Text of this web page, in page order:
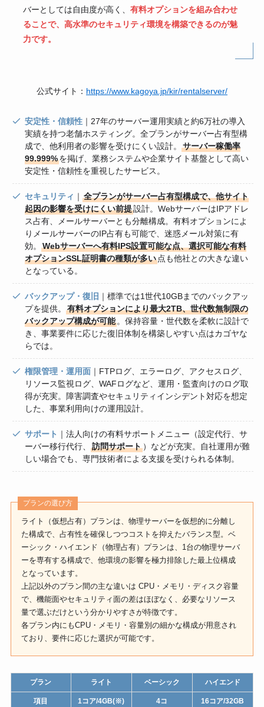
バーとしては自由度が高く、 有料オプションを組み合わせ
ることで、高水準のセキュリティ環境を構築できるのが魅
力です。
公式サイト： https://www.kagoya.jp/kir/rentalserver/
安定性・信頼性 ｜27年のサーバー運用実績と約6万社の導入
実績を持つ老舗ホスティング。全プランがサーバー占有型構
成で、他利用者の影響を受けにくい設計。サーバー稼働率
99.999%を掲げ、業務システムや企業サイト基盤として高い
安定性・信頼性を重視したサービス。
セキュリティ ｜全プランがサーバー占有型構成で、他サイト
起因の影響を受けにくい前提設計。WebサーバーはIPアドレ
ス占有、メールサーバーとも分離構成。有料オプションによ
りメールサーバーのIP占有も可能で、迷惑メール対策に有
効。Webサーバーへ有料IPS設置可能な点、選択可能な有料
オプションSSL証明書の種類が多い 点も他社との大きな違い
となっている。
バックアップ・復旧 ｜標準では1世代10GBまでのバックアッ
プを提供。有料オプションにより最大2TB、世代数無制限の
バックアップ構成が可能 。保持容量・世代数を柔軟に設計で
き、事業要件に応じた復旧体制を構築しやすい点はカゴヤな
らでは。
権限管理・運用面 ｜FTPログ、エラーログ、アクセスログ、
リソース監視ログ、WAFログなど、運用・監査向けのログ取
得が充実。障害調査やセキュリティインシデント対応を想定
した、事業利用向けの運用設計。
サポート ｜法人向けの有料サポートメニュー（設定代行、サ
ーバー移行代行、訪問サポート ）などが充実。自社運用が難
しい場合でも、専門技術者による支援を受けられる体制。
プランの選び方
ライト（仮想占有）プランは、物理サーバーを仮想的に分離し
た構成で、占有性を確保しつつコストを抑えたバランス型。ベ
ーシック・ハイエンド（物理占有）プランは、1台の物理サーバ
ーを専有する構成で、他環境の影響を極力排除した最上位構成
となっています。
上記以外のプラン間の主な違いは CPU・メモリ・ディスク容量
で、機能面やセキュリティ面の差はほぼなく、必要なリソース
量で選ぶだけという分かりやすさが特徴です。
各プラン内にもCPU・メモリ・容量別の細かな構成が用意され
ており、要件に応じた選択が可能です。
プラン ライト ベーシック ハイエンド
項目 1コア/4GB(※)
4コ
16コア/32GB